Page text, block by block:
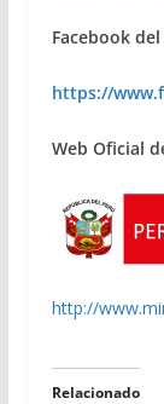
Facebook del
https://
Web Oficial
http://
Relacionado